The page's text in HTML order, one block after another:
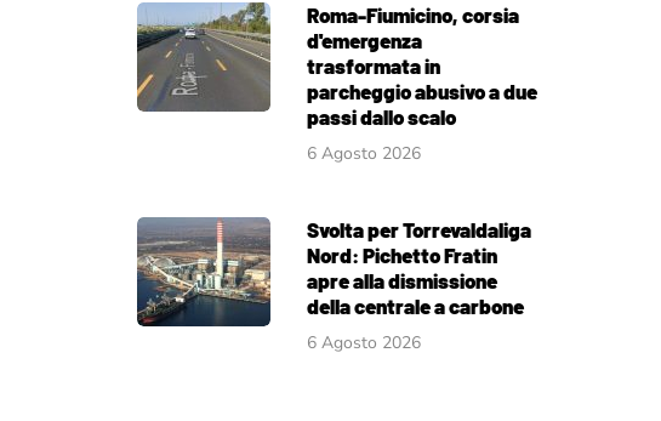
Roma-Fiumicino, corsia
d'emergenza
trasformata in
parcheggio abusivo a due
passi dallo scalo
6 Agosto 2026
Svolta per Torrevaldaliga
Nord: Pichetto Fratin
apre alla dismissione
della centrale a carbone
6 Agosto 2026